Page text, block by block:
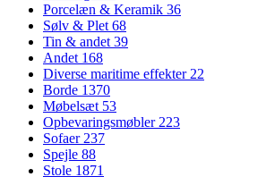
Porcelæn & Keramik 36
Sølv & Plet68
Tin & andet39
Andet 168
Diverse maritime effekter22
Borde 1370
Møbelsæt 53
Opbevaringsmøbler223
Sofaer237
Spejle 88
Stole 1871